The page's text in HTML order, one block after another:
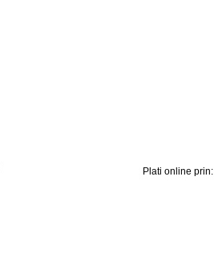
Plati online prin: